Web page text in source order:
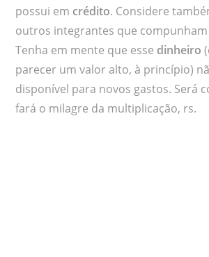
possui em crédito. Considere
outros integrantes que
Tenha em mente que esse dinheiro
parecer um valor alto, à princípio)
disponível para novos gastos. Será
fará o milagre da multiplicação, rs.